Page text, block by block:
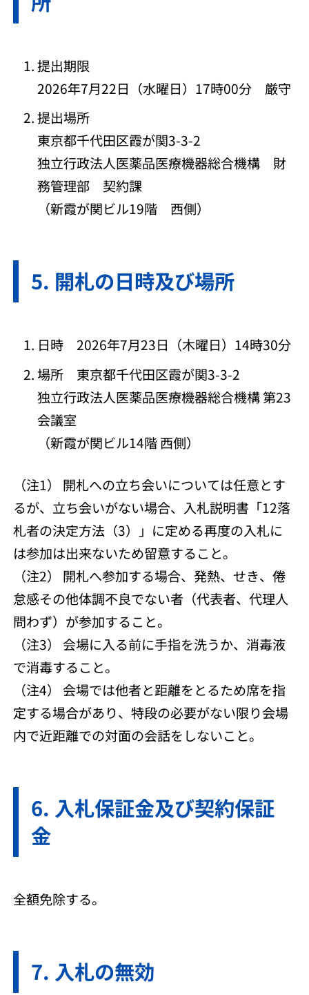
提出期限
2026年7月22日（水曜日）17時00分 厳守
提出場所
東京都千代田区霞が関3-3-2
独立行政法人医薬品医療機器総合機構 財
務管理部 契約課
（新霞が関ビル19階 西側）
開札の日時及び場所
日時 2026年7月23日（木曜日）14時30分
場所 東京都千代田区霞が関3-3-2
独立行政法人医薬品医療機器総合機構 第23
会議室
（新霞が関ビル14階 西側）
（注1） 開札への立ち会いについては任意とす
るが、立ち会いがない場合、入札説明書「12落
札者の決定方法（3）」に定める再度の入札に
は参加は出来ないため留意すること。
（注2） 開札へ参加する場合、発熱、せき、倦
怠感その他体調不良でない者（代表者、代理人
問わず）が参加すること。
（注3） 会場に入る前に手指を洗うか、消毒液
で消毒すること。
（注4） 会場では他者と距離をとるため席を指
定する場合があり、特段の必要がない限り会場
内で近距離での対面の会話をしないこと。
入札保証金及び契約保証
金
全額免除する。
入札の無効